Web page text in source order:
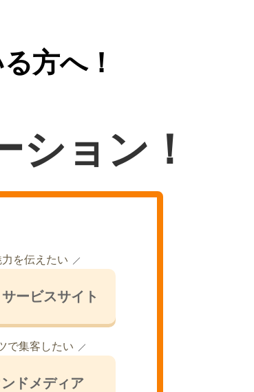
方へ！
ション！
を伝えたい
ービスサイト
で集客したい
ドメディア